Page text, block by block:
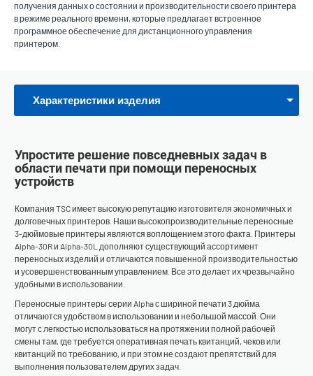
получения данных о состоянии и производительности своего принтера
в режиме реального времени, которые предлагает встроенное
программное обеспечение для дистанционного управления
принтером.
Характеристики изделия
Упростите решение повседневных задач в
области печати при помощи переносных
устройств
Компания TSC имеет высокую репутацию изготовителя экономичных и
долговечных принтеров. Наши высокопроизводительные переносные
3-дюймовые принтеры являются воплощением этого факта. Принтеры
Alpha-30R и Alpha-30L дополняют существующий ассортимент
переносных изделий и отличаются повышенной производительностью
и усовершенствованным управлением. Все это делает их чрезвычайно
удобными в использовании.
Переносные принтеры серии Alpha с шириной печати 3 дюйма
отличаются удобством в использовании и небольшой массой. Они
могут с легкостью использоваться на протяжении полной рабочей
смены там, где требуется оперативная печать квитанций, чеков или
квитанций по требованию, и при этом не создают препятствий для
выполнения пользователем других задач.